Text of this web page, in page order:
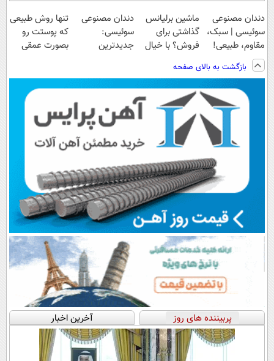
دندان مصنوعی
سوئیسی | سبک،
مقاوم، طبیعی!
ویزیت
رایگان+پرداخت
اقساطی😍
ماشین برلیانس
گذاشتی برای
فروش؟ با خیال
دندان مصنوعی
سوئیسی:
جدیدترین
پرداخت قسطی
تنها روش طبیعی
که پوستت رو
بصورت عمقی
بازگشت به بالای صفحه
پربیننده های روز آخرین اخبار